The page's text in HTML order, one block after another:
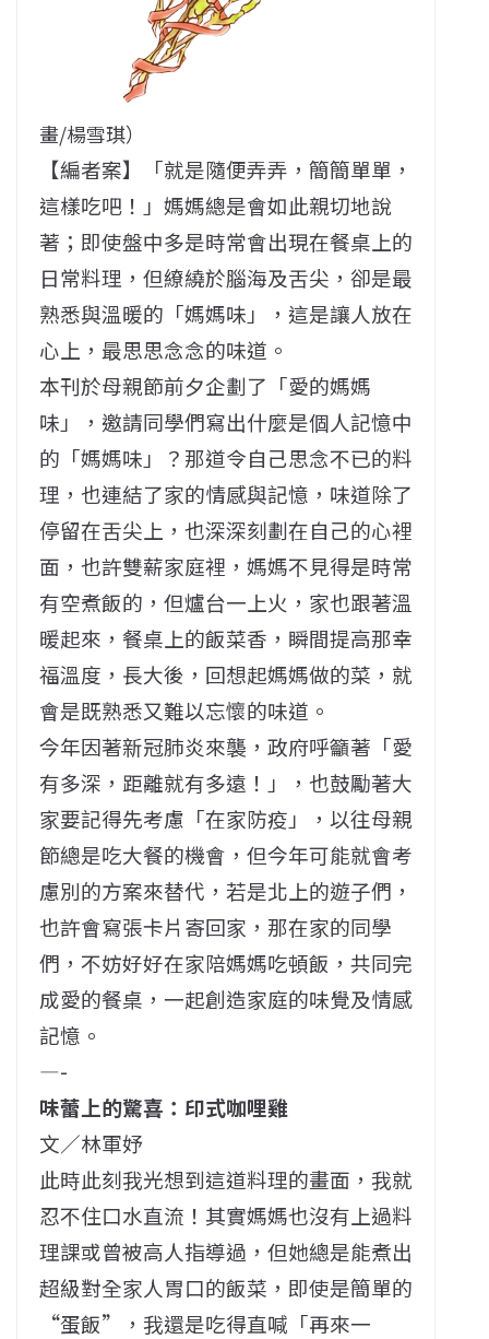
畫/楊雪琪）
【編者案】「就是隨便弄弄，簡簡單單，
這樣吃吧！」媽媽總是會如此親切地說
著；即使盤中多是時常會出現在餐桌上的
日常料理，但繚繞於腦海及舌尖，卻是最
熟悉與溫暖的「媽媽味」，這是讓人放在
心上，最思思念念的味道。
本刊於母親節前夕企劃了「愛的媽媽
味」，邀請同學們寫出什麼是個人記憶中
的「媽媽味」？那道令自己思念不已的料
理，也連結了家的情感與記憶，味道除了
停留在舌尖上，也深深刻劃在自己的心裡
面，也許雙薪家庭裡，媽媽不見得是時常
有空煮飯的，但爐台一上火，家也跟著溫
暖起來，餐桌上的飯菜香，瞬間提高那幸
福溫度，長大後，回想起媽媽做的菜，就
會是既熟悉又難以忘懷的味道。
今年因著新冠肺炎來襲，政府呼籲著「愛
有多深，距離就有多遠！」，也鼓勵著大
家要記得先考慮「在家防疫」，以往母親
節總是吃大餐的機會，但今年可能就會考
慮別的方案來替代，若是北上的遊子們，
也許會寫張卡片寄回家，那在家的同學
們，不妨好好在家陪媽媽吃頓飯，共同完
成愛的餐桌，一起創造家庭的味覺及情感
記憶。
—-
味蕾上的驚喜：印式咖哩雞
文／林軍妤
此時此刻我光想到這道料理的畫面，我就
忍不住口水直流！其實媽媽也沒有上過料
理課或曾被高人指導過，但她總是能煮出
超級對全家人胃口的飯菜，即使是簡單的
“蛋飯”，我還是吃得直喊「再來一